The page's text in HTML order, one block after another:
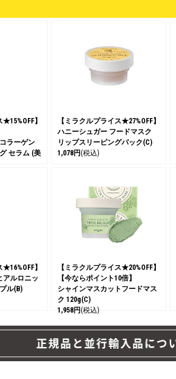
】
ラーゲン
セラム (美
【ミラクルプライス★27%OFF】
ハニーシュガー フードマスク
リップスリーピングパック(C)
1,078円(税込)
】
アルロニッ
ル(B)
【ミラクルプライス★20%OFF】
【今ならポイント10倍】
シャインマスカットフードマス
ク 120g(C)
1,958円(税込)